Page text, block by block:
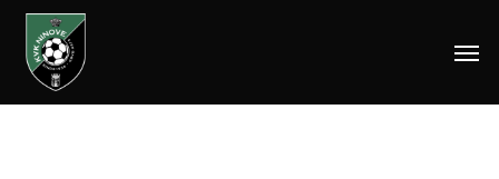
Skip